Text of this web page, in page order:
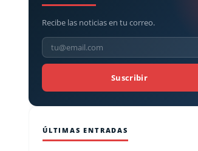
Recibe las noticias en tu correo.
Suscribir
ÚLTIMAS ENTRADAS